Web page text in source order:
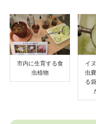
市内に生育する食
虫植物
イ
虫
る